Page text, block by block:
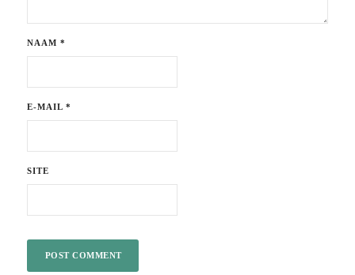
NAAM *
E-MAIL *
SITE